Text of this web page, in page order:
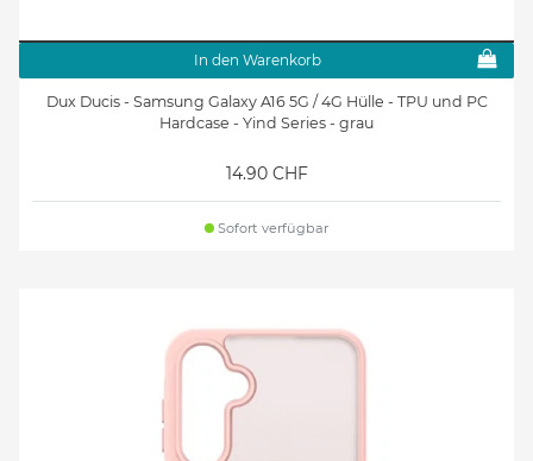
In den Warenkorb
Dux Ducis - Samsung Galaxy A16 5G / 4G Hülle - TPU und PC
Hardcase - Yind Series - grau
14.90 CHF
Sofort verfügbar